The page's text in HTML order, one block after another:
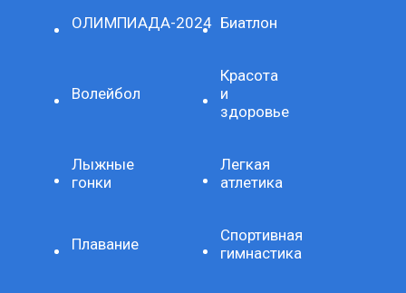
ОЛИМПИАДА-2024 Биатлон
Волейбол
Красота
и
здоровье
Лыжные
гонки
Легкая
атлетика
Плавание
Спортивная
гимнастика